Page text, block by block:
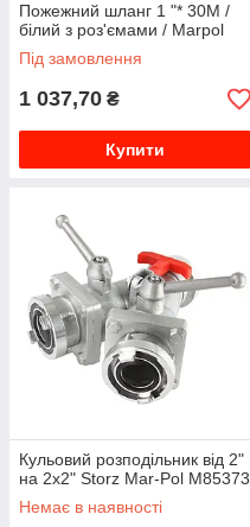
Пожежний шланг 1 "* 30М /
білий з роз'ємами / Marpol
Під замовлення
1 037,70 ₴
Купити
Кульовий розподільник від 2"
на 2х2" Storz Mar-Pol M85373
Немає в наявності